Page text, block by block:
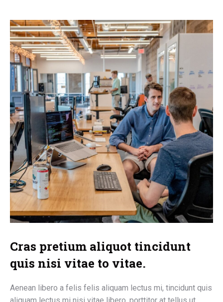
Cras pretium aliquot tincidunt
quis nisi vitae to vitae.
Aenean libero a felis felis aliquam lectus mi, tincidunt quis